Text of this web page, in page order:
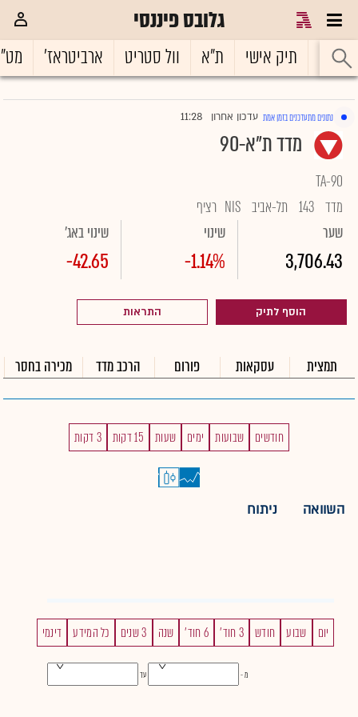
גלובס פיננסי
ראשי תיק אישי ת"א וול סטריט ארביטראז'
נתונים מתעדכנים בזמן אמת |עדכון אחרון 11:28
מדד ת"א-90
TA-90
מדד 143 תל-אביב NIS רציף
שער
3,706.43
שינוי
-1.14%
שינוי באג'
-42.65
הוסף לתיק התראות
תמצית עסקאות פורום הרכב מדד מכירה בחסר
חודשים שבועות ימים שעות 15 דקות 3 דקות
השוואה ניתוח
יום שבוע חודש 3 חוד' 6 חוד' שנה 3 שנים כל המידע דינמי
מ - עד